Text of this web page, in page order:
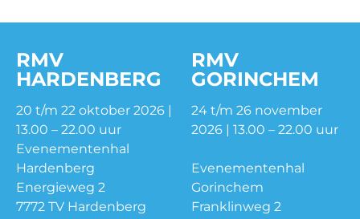
RMV
HARDENBERG
20 t/m 22 oktober 2026 |
13.00 – 22.00 uur
Evenementenhal
Hardenberg
Energieweg 2
7772 TV Hardenberg
RMV
GORINCHEM
24 t/m 26 november
2026 | 13.00 – 22.00 uur
Evenementenhal
Gorinchem
Franklinweg 2